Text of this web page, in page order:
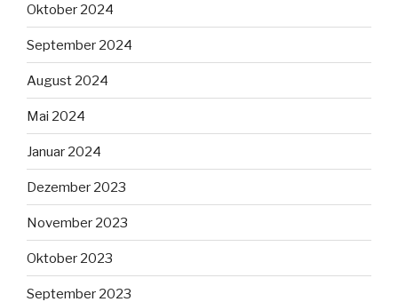
Oktober 2024
September 2024
August 2024
Mai 2024
Januar 2024
Dezember 2023
November 2023
Oktober 2023
September 2023